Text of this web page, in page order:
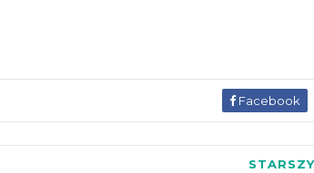
Facebook